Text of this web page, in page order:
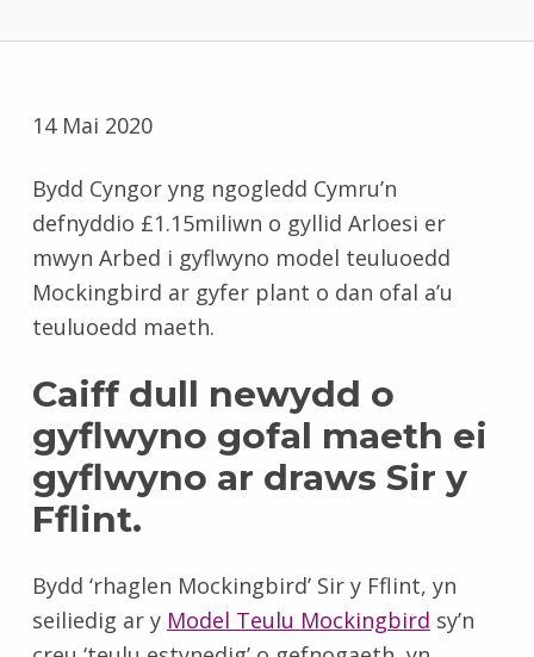
14 Mai 2020
Bydd Cyngor yng ngogledd Cymru’n
defnyddio £1.15miliwn o gyllid Arloesi er
mwyn Arbed i gyflwyno model teuluoedd
Mockingbird ar gyfer plant o dan ofal a’u
teuluoedd maeth.
Caiff dull newydd o
gyflwyno gofal maeth ei
gyflwyno ar draws Sir y
Fflint.
Bydd ‘rhaglen Mockingbird’ Sir y Fflint, yn
seiliedig ar y Model Teulu Mockingbird sy’n